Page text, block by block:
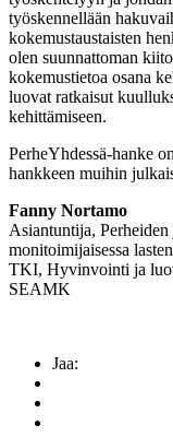
työskennellään
kokemustaustaisten
olen suunnattoman
kokemustietoa osana
luovat ratkaisut
kehittämiseen.
PerheYhdessä-hanke
hankkeen muihin
Fanny Nortamo
Asiantuntija,
monitoimijaisessa
TKI, Hyvinvointi ja
SEAMK
Jaa: